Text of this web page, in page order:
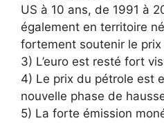
US à 10 ans, de 1991 à
également en territoire
fortement soutenir le prix
3) L’euro est resté fort
4) Le prix du pétrole est
nouvelle phase de
5) La forte émission